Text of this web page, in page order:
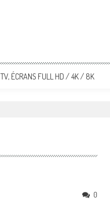
TV, ÉCRANS FULL HD / 4K / 8K
0